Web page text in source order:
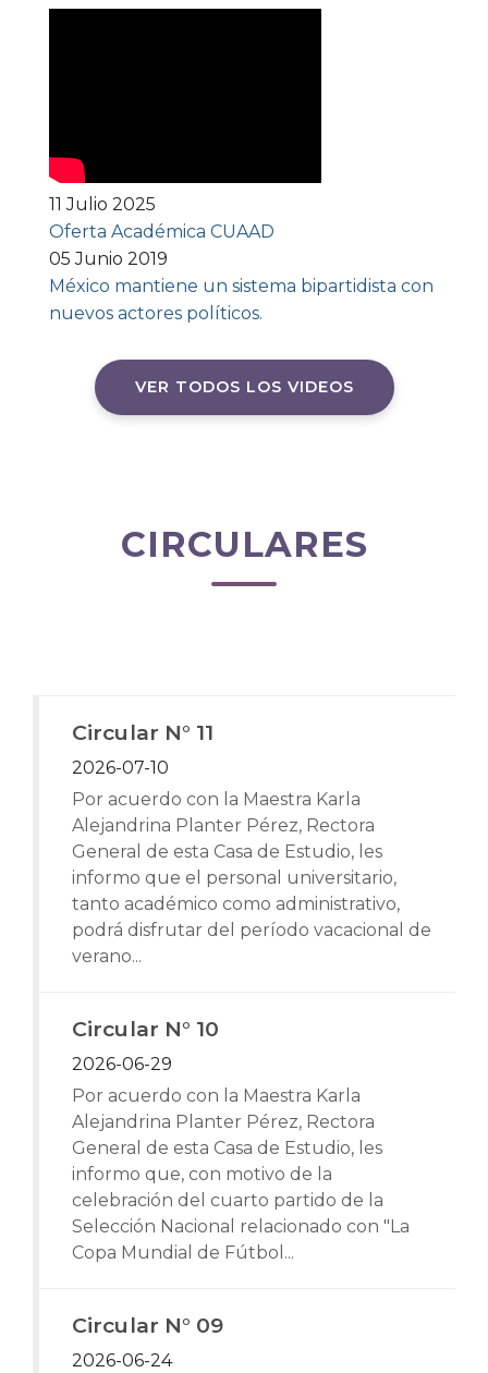
11 Julio 2025
Oferta Académica CUAAD
05 Junio 2019
México mantiene un sistema bipartidista con
nuevos actores políticos.
VER TODOS LOS VIDEOS
CIRCULARES
Circular N° 11
2026-07-10
Por acuerdo con la Maestra Karla
Alejandrina Planter Pérez, Rectora
General de esta Casa de Estudio, les
informo que el personal universitario,
tanto académico como administrativo,
podrá disfrutar del período vacacional de
verano...
Circular N° 10
2026-06-29
Por acuerdo con la Maestra Karla
Alejandrina Planter Pérez, Rectora
General de esta Casa de Estudio, les
informo que, con motivo de la
celebración del cuarto partido de la
Selección Nacional relacionado con "La
Copa Mundial de Fútbol...
Circular N° 09
2026-06-24